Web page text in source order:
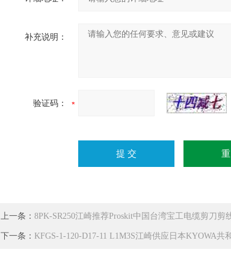
补充说明：
验证码：
上一条：8PK-SR250江崎推荐Proskit中国台湾宝工电缆剪刀剪
下一条： KFGS-1-120-D17-11 L1M3S江崎供应日本KYOWA共